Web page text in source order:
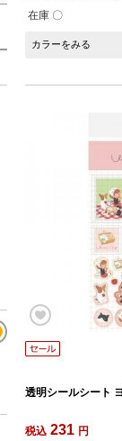
在庫 〇
カラーをみる
透明シールシート
税込 231 円